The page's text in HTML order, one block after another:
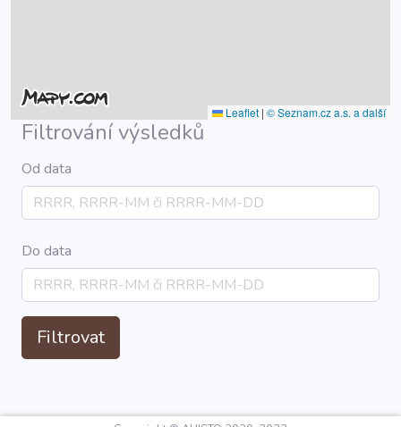
Leaflet | © Seznam.cz a.s. a další
Filtrování výsledků
Od data
Do data
Filtrovat